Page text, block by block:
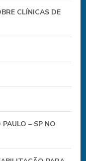
CLÍNICAS DE
– SP NO